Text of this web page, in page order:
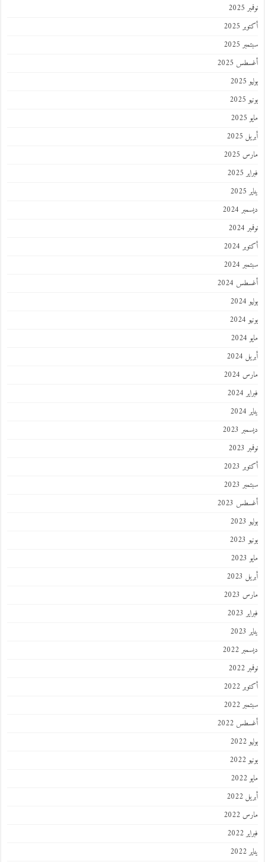
نوفمبر 2025
أكتوبر 2025
سبتمبر 2025
أغسطس 2025
يوليو 2025
يونيو 2025
مايو 2025
أبريل 2025
مارس 2025
فبراير 2025
يناير 2025
ديسمبر 2024
نوفمبر 2024
أكتوبر 2024
سبتمبر 2024
أغسطس 2024
يوليو 2024
يونيو 2024
مايو 2024
أبريل 2024
مارس 2024
فبراير 2024
يناير 2024
ديسمبر 2023
نوفمبر 2023
أكتوبر 2023
سبتمبر 2023
أغسطس 2023
يوليو 2023
يونيو 2023
مايو 2023
أبريل 2023
مارس 2023
فبراير 2023
يناير 2023
ديسمبر 2022
نوفمبر 2022
أكتوبر 2022
سبتمبر 2022
أغسطس 2022
يوليو 2022
يونيو 2022
مايو 2022
أبريل 2022
مارس 2022
فبراير 2022
يناير 2022